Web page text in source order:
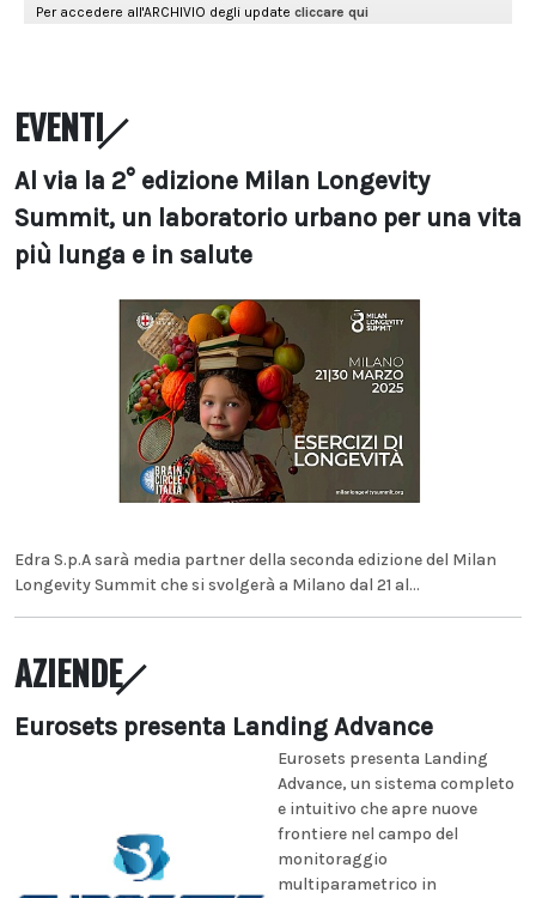
EVENTI
Al via la 2° edizione Milan Longevity
Summit, un laboratorio urbano per una vita
più lunga e in salute
Edra S.p.A sarà media partner della seconda edizione del Milan
Longevity Summit che si svolgerà a Milano dal 21 al...
AZIENDE
Eurosets presenta Landing Advance
Eurosets presenta Landing
Advance, un sistema completo
e intuitivo che apre nuove
frontiere nel campo del
monitoraggio
multiparametrico in